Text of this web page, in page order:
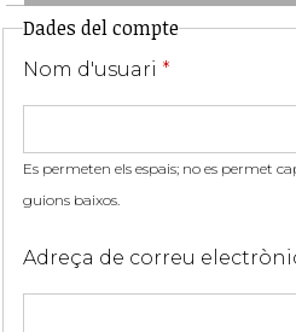
Dades del compte
Nom d'usuari *
Es permeten els espais; no es permet
guions baixos.
Adreça de correu